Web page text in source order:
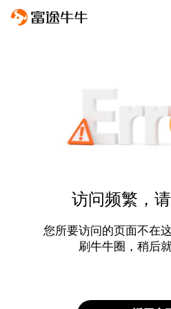
访问频繁，
您所要访问的页面不在
刷牛牛圈，稍后